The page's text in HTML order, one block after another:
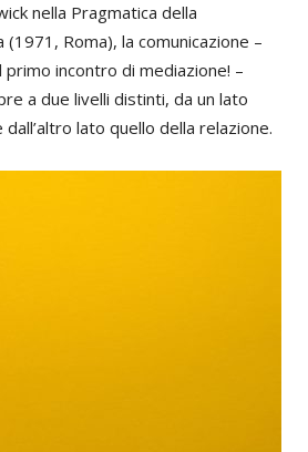
nella Pragmatica della
(1971, Roma), la comunicazione –
primo incontro di mediazione! –
a due livelli distinti, da un lato
lato quello della relazione.